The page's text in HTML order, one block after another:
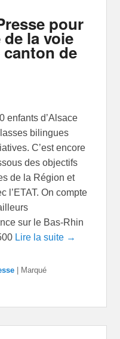
pour
la voie
de
enfants d’Alsace
bilingues
C’est encore
des objectifs
de la Région et
l’ETAT. On compte
sur le Bas-Rhin
Lire la suite →
Marqué